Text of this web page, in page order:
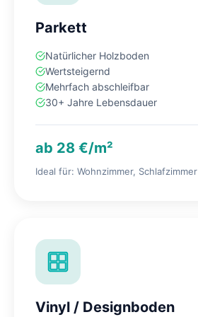
Parkett
Natürlicher Holzboden
Wertsteigernd
Mehrfach abschleifbar
30+ Jahre Lebensdauer
ab 28 €/m²
Ideal für: Wohnzimmer, Schlafzimmer
Vinyl / Designboden